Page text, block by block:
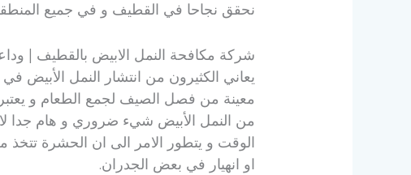
نحقق نجاحا في القطيف و في جميع
شركة مكافحة النمل الابيض بالقطيف |
يعاني الكثيرون من انتشار النمل
معينة من فصل الصيف لجمع الطعام و
من النمل الأبيض شيء ضروري و هام جدا
الوقت و يتطور الامر الى ان الحشرة
او انهيار في بعض الجدران.